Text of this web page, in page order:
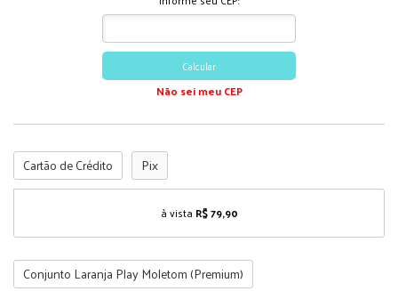
Calcular
Não sei meu CEP
Cartão de Crédito Pix
à vista R$ 79,90
Conjunto Laranja Play Moletom (Premium)